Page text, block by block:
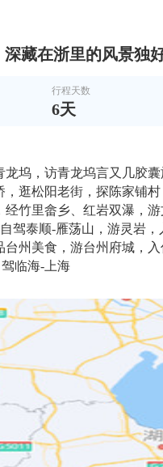
藏在浙里的风景独
行程天数
6天
龙坞，访青龙坞言又几胶
，逛松阳老街，探陈家铺
经竹里畲乡、红岩双瀑，
驾泰顺-雁荡山，游灵岩
州美食，游台州府城，
临海-上海